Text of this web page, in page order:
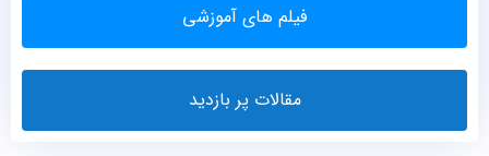
فیلم های آموزشی
مقالات پر بازدید